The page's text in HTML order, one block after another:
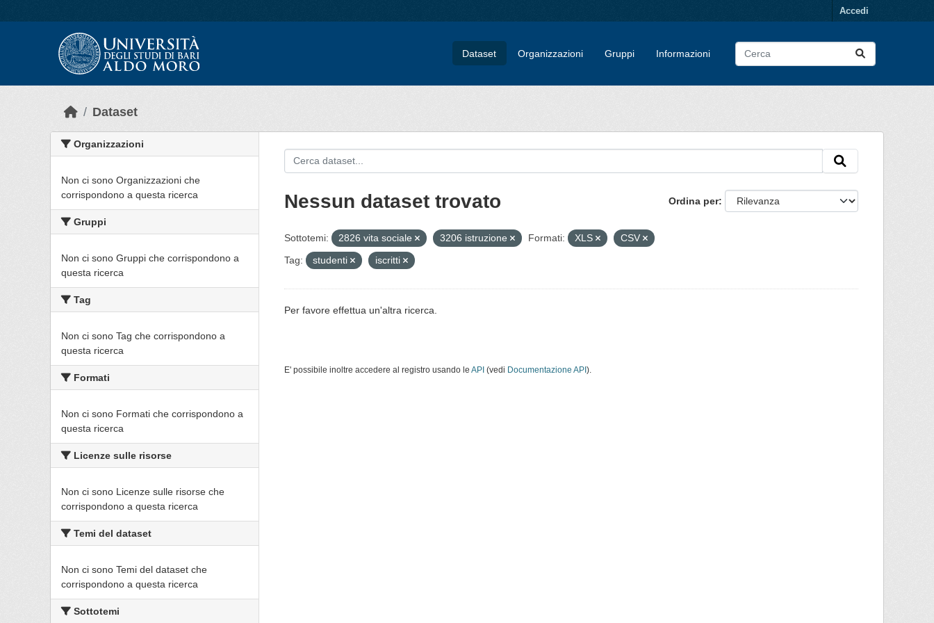
Accedi
Dataset Organizzazioni Gruppi Informazioni
Dataset
Organizzazioni
Non ci sono Organizzazioni che
corrispondono a questa ricerca
Gruppi
Non ci sono Gruppi che corrispondono a
questa ricerca
Tag
Non ci sono Tag che corrispondono a
questa ricerca
Formati
Non ci sono Formati che corrispondono a
questa ricerca
Licenze sulle risorse
Non ci sono Licenze sulle risorse che
corrispondono a questa ricerca
Temi del dataset
Non ci sono Temi del dataset che
corrispondono a questa ricerca
Sottotemi
Ordina per
Nessun dataset trovato
Sottotemi: 2826 vita sociale 3206 istruzione Formati: XLS
CSV
Tag:
studenti iscritti
Per favore effettua un'altra ricerca.
E' possibile inoltre accedere al registro usando le API (vedi Documentazione API ).